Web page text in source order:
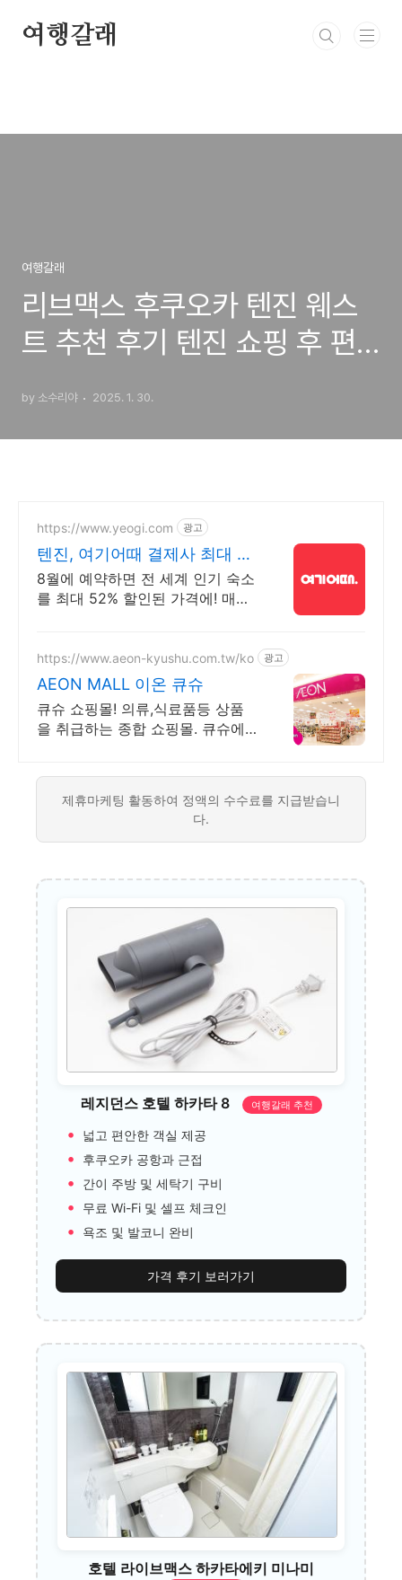
여행갈래
여행갈래
리브맥스 후쿠오카 텐진 웨스
트 추천 후기 텐진 쇼핑 후 편
by 소수리야 2025. 1. 30.
https://www.yeogi.com 광고
텐진, 여기어때 결제사 최대 2
만원 추가할인
8월에 예약하면 전 세계 인기 숙소
를 최대 52% 할인된 가격에! 매주
https://www.aeon-kyushu.com.tw/ko 광고
AEON MALL 이온 큐슈
큐슈 쇼핑몰! 의류,식료품등 상품
을 취급하는 종합 쇼핑몰. 큐슈에
제휴마케팅 활동하여 정액의 수수료를 지급받습니
다.
레지던스 호텔 하카타 8 여행갈래 추천
넓고 편안한 객실 제공
후쿠오카 공항과 근접
간이 주방 및 세탁기 구비
무료 Wi-Fi 및 셀프 체크인
욕조 및 발코니 완비
가격 후기 보러가기
호텔 라이브맥스 하카타에키 미나미